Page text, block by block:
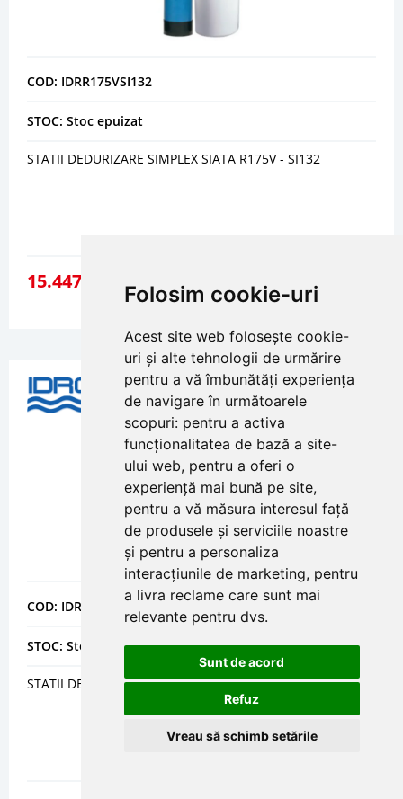
Folosim cookie-uri
Acest site web folosește cookie-
uri și alte tehnologii de urmărire
pentru a vă îmbunătăți experiența
de navigare în următoarele
scopuri: pentru a activa
funcționalitatea de bază a site-
ului web, pentru a oferi o
experiență mai bună pe site,
pentru a vă măsura interesul față
de produsele și serviciile noastre
și pentru a personaliza
interacțiunile de marketing, pentru
a livra reclame care sunt mai
relevante pentru dvs.
Sunt de acord
Refuz
Vreau să schimb setările
COD: IDRR175VSI132
STOC: Stoc epuizat
STATII DEDURIZARE SIMPLEX SIATA R175V - SI132
15.447 DETALII
COD: IDRDX100
STOC: Stoc epuizat
STATII DEDURIZARE DUPLEX FLECK 9100 DX100